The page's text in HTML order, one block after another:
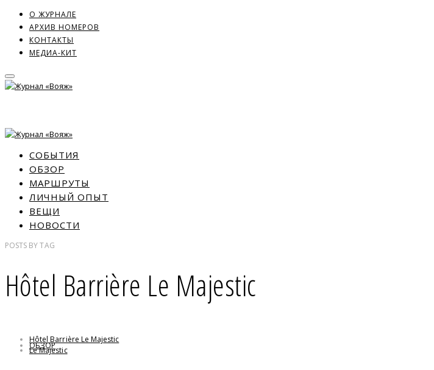
О ЖУРНАЛЕ
АРХИВ НОМЕРОВ
КОНТАКТЫ
МЕДИА-КИТ
СОБЫТИЯ
ОБЗОР
МАРШРУТЫ
ЛИЧНЫЙ ОПЫТ
ВЕЩИ
НОВОСТИ
POSTS BYTAG
Hôtel Barrière Le Majestic
ОБЗОР
Hôtel Barrière Le Majestic
Le Majestic